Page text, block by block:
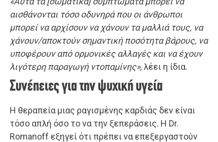
αισθάνονται τόσο οδυνηρά που οι άνθρωποι
μπορεί να αρχίσουν να χάνουν τα μαλλιά τους, να
χάνουν/αποκτούν σημαντική ποσότητα βάρους, να
υποφέρουν από ορμονικές αλλαγές και να έχουν
λιγότερη παραγωγή ντοπαμίνης», λέει η ίδια.
Συνέπειες για την ψυχική υγεία
Η θεραπεία μιας ραγισμένης καρδιάς δεν είναι
τόσο απλή όσο το να την ξεπεράσεις. Η Dr.
Romanoff εξηγεί ότι πρέπει να επεξεργαστούν